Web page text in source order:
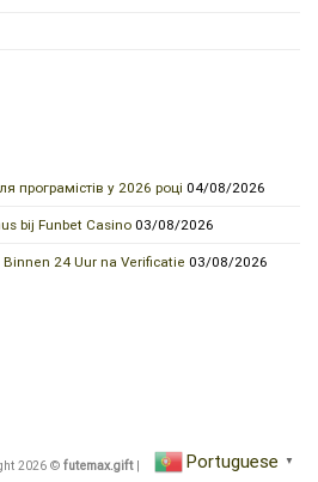
програмістів у 2026 році 04/08/2026
bij Funbet Casino 03/08/2026
24 Uur na Verificatie 03/08/2026
2026 © futemax.gift| Portuguese ▼